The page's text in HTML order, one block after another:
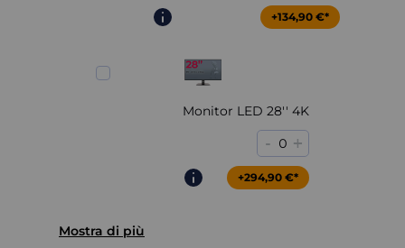
+204,90 €*
+134,90 €*
Monitor LED 28'' 4K
- 0 +
+294,90 €*
Mostra di più